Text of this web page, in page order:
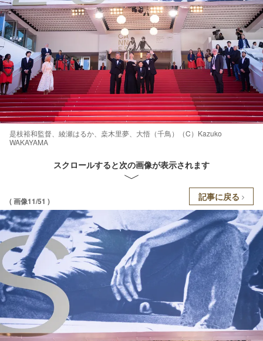
是枝裕和監督、綾瀬はるか、桒木里夢、大悟（千鳥）（C）Kazuko
WAKAYAMA
スクロールすると次の画像が表示されます
( 画像11/51 ) 記事に戻る